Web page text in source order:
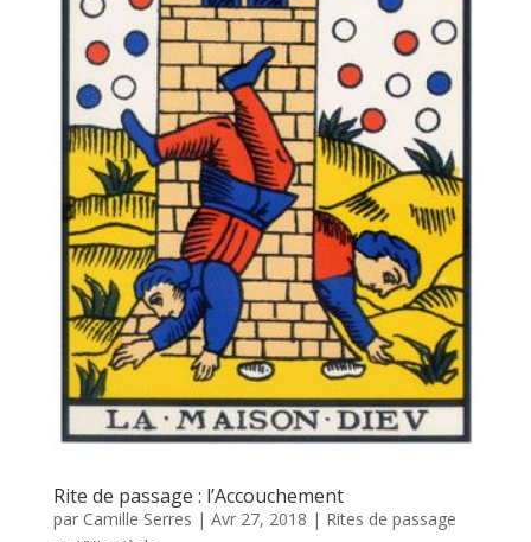
Rite de passage : l’Accouchement
par Camille Serres | Avr 27, 2018 | Rites de passage